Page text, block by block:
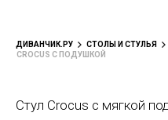
ДИВАНЧИК.РУ СТОЛЫ И СТУЛЬЯ
CROCUS С ПОДУШКОЙ
Стул Crocus с мягкой